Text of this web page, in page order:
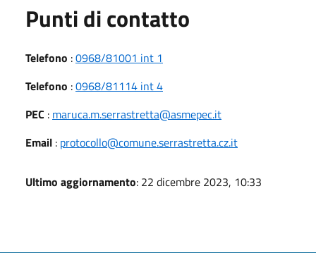
Punti di contatto
Telefono :0968/81001 int 1
Telefono :0968/81114 int 4
PEC : maruca.m.serrastretta@asmepec.it
Email : protocollo@comune.serrastretta.cz.it
Ultimo aggiornamento: 22 dicembre 2023, 10:33